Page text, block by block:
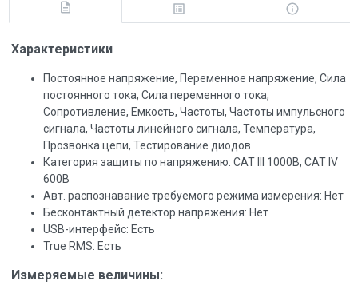
Характеристики
Постоянное напряжение, Переменное напряжение, Сила
постоянного тока, Сила переменного тока,
Сопротивление, Емкость, Частоты, Частоты импульсного
сигнала, Частоты линейного сигнала, Температура,
Прозвонка цепи, Тестирование диодов
Категория защиты по напряжению: САТ III 1000В, САТ IV
600В
Авт. распознавание требуемого режима измерения: Нет
Бесконтактный детектор напряжения: Нет
USB-интерфейс: Есть
True RMS: Есть
Измеряемые величины: